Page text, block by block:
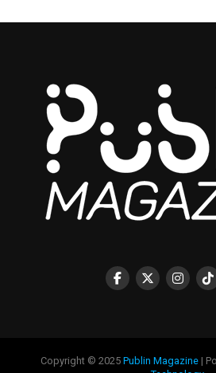
Copyright © 2025Publin Magazine |